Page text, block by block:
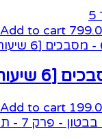
Add to cart
Add to cart